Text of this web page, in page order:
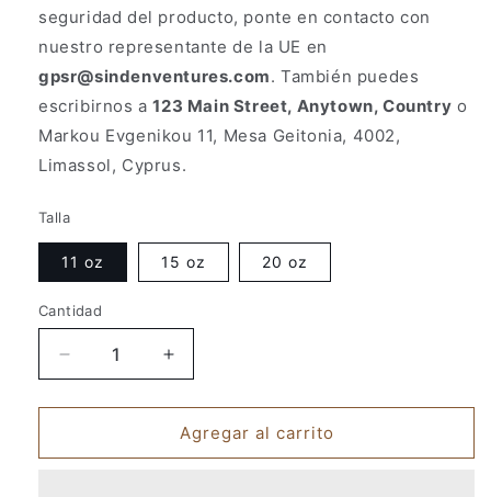
seguridad del producto, ponte en contacto con
nuestro representante de la UE en
gpsr@sindenventures.com. También puedes
escribirnos a123 Main Street, Anytown, Country o
Markou Evgenikou 11, Mesa Geitonia, 4002,
Limassol, Cyprus.
Talla
11 oz 15 oz 20 oz
Cantidad
Reducir
cantidad
para
Taza
Aumentar
cantidad
para
Mago
Taza
Agregar al carrito